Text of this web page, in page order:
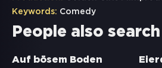
Keywords: Comedy
People also
Auf bösem Boden